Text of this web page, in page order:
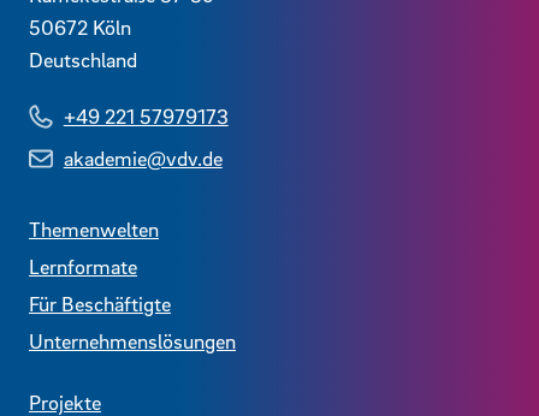
50672 Köln
Deutschland
+49 221 57979173
akademie@vdv.de
Themenwelten
Lernformate
Für Beschäftigte
Unternehmenslösungen
Projekte